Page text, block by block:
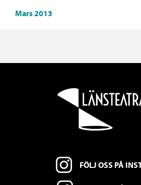
Mars 2013
FÖLJ OSS PÅ